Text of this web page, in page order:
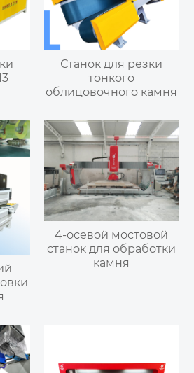
Станок для резки
тонкого
облицовочного камня
4-осевой мостовой
станок для обработки
камня